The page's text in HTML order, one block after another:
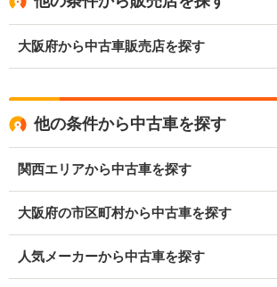
大阪府から中古車販売店を探す
他の条件から中古車を探す
関西エリアから中古車を探す
大阪府の市区町村から中古車を探す
人気メーカーから中古車を探す